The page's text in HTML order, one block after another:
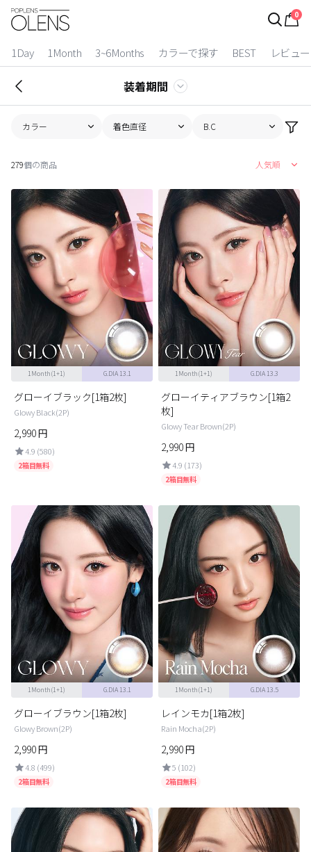
0
1Day 1Month 3~6Months カラーで探す BEST レビュー
ログイン
カラコン比較
今月限定特典
ベスト
カラコン
装着期間
2 Weeks
1 Month
3~6 Months
よりどりキット
カラー
ブラウン
チョコ
グレー
ブラック
グリーン
ブルー
ピンク
透明
乱視用
ハロウィンカラコン
レビュー
EYEしてる
総合掲示板
カスタマーサービス
ショッピングガイド
アプリダウンロード
INSTAGRAM LINE
装着期間
カラー 着色直径 B.C
279個の商品 人気順
1Month(1+1) G.DIA 13.1
グローイブラック[1箱2枚]
Glowy Black(2P)
2,990円
4.9 (580)
2箱目無料
1Month(1+1) G.DIA 13.3
グローイティアブラウン[1箱2
枚]
Glowy Tear Brown(2P)
2,990円
4.9 (173)
2箱目無料
1Month(1+1) G.DIA 13.1
グローイブラウン[1箱2枚]
Glowy Brown(2P)
2,990円
4.8 (499)
2箱目無料
1Month(1+1) G.DIA 13.5
レインモカ[1箱2枚]
Rain Mocha(2P)
2,990円
5 (102)
2箱目無料